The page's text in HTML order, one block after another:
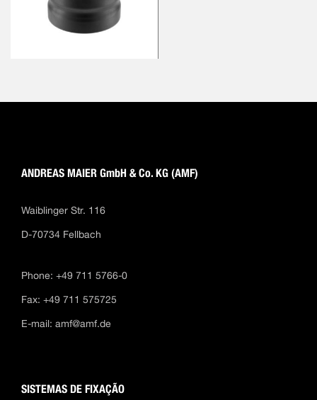
ANDREAS MAIER GmbH & Co. KG (AMF)
Waiblinger Str. 116
D-70734 Fellbach
Phone: +49 711 5766-0
Fax: +49 711 575725
E-mail: amf@amf.de
SISTEMAS DE FIXAÇÃO